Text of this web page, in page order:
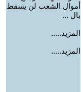
أموال الشعب لن يسقط
بال ...
المزيد.....
المزيد.....